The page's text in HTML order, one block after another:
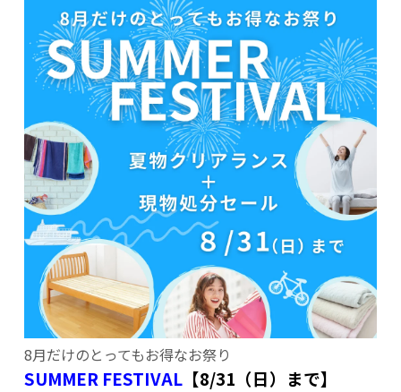
8月だけのとってもお得なお祭り
SUMMER FESTIVAL【8/31（日）まで】